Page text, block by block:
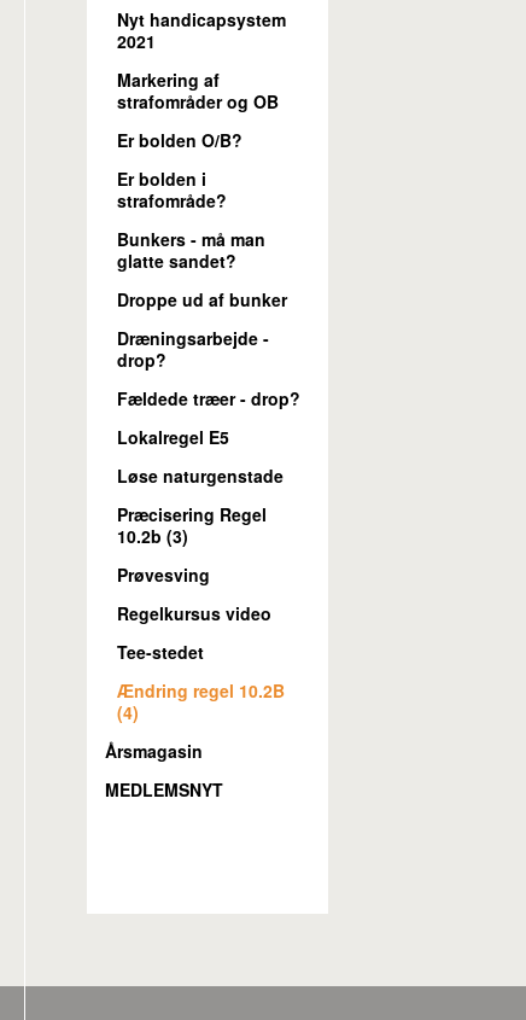
Nyt handicapsystem
2021
Markering af
strafområder og OB
Er bolden O/B?
Er bolden i
strafområde?
Bunkers - må man
glatte sandet?
Droppe ud af bunker
Dræningsarbejde -
drop?
Fældede træer - drop?
Lokalregel E5
Løse naturgenstade
Præcisering Regel
10.2b (3)
Prøvesving
Regelkursus video
Tee-stedet
Ændring regel 10.2B
(4)
Årsmagasin
MEDLEMSNYT